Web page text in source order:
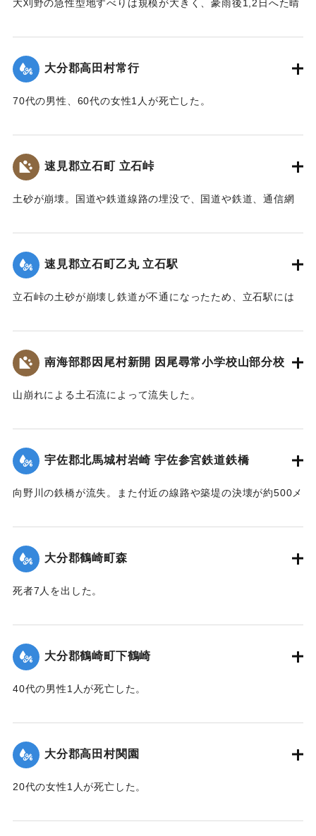
また、八坂神社の本殿は土石流により流失したが、石碑のそ
【碑文】
昭和一八年（一九四三年）大分県下を襲った台風二十六号
は、九月二十日、宇佐市の旧北馬城村出光地区に「山津波」
たらしただけでなく、多くの家屋をのみ込み、二十九人もの
尊い命を奪いました。
太平洋戦争中だったこともあり、新聞にも大きくは取り扱
事にも拘らず、宇佐市史に記録されることもなく、多くの市
のは、「北馬城の昔をたずねる会」の皆さんでした。その活
動に対して改めて敬意を表します。
令和五年はこの災害から八十年目の節目の年に当たりま
碑を建立します。
遺族関係者一同
｜固有コード:
大刈野の急性型地すべりは規模が大きく、豪雨後1,2日へた晴
り、500m上流の新開部落の小学校校舎を浮上し、2.5～3Km
上流に逆流させ、樫ノ峯部落の下流1Kmのところでとまっ
た。天然ダムはその後きれて下流に大水害を与えている。奥
戸主はいまもなお行方不明である。
【出典：日本の国土 : 自然と開発 下（小出博,東京大学出版
｜固有コード:
大分郡高田村常行
70代の男性、60代の女性1人が死亡した。
｜固有コード:00481071
速見郡立石町 立石峠
土砂が崩壊。国道や鉄道線路の埋没で、国道や鉄道、通信網
会をを開いて災害復旧対策を協議した。22日には、町民を総
動員して立石峠の鉄道線路と国道の復旧作業に着手した。昼
夜兼行の奮闘のかいあって23日午前中には、早くも列車の開
及んだが、食事は、すべて婦人会員の炊き出しによってまか
め車馬が通行できるようになったのは10月3日であった。
文化研究会 松原保則氏の報告による）】
｜固有コード:00481072
速見郡立石町乙丸 立石駅
立石峠の土砂が崩壊し鉄道が不通になったため、立石駅には
であるから乗客の中には多くの応召兵も含まれていた。立石
駅付近の街は浸水し濁流が洗っていたが、立石町長は、婦人
会員を召集して炊き出しをし、列車の乗客に配給した。
【出典：山香町誌（山香町誌刊行会、1982）（おおいた石造
南海部郡因尾村新開 因尾尋常小学校山部分校
山崩れによる土石流によって流失した。
｜固有コード:
宇佐郡北馬城村岩崎 宇佐参宮鉄道鉄橋
向野川の鉄橋が流失。また付近の線路や築堤の決壊が約500メ
｜固有コード:
大分郡鶴崎町森
死者7人を出した。
｜固有コード:00481068
大分郡鶴崎町下鶴崎
40代の男性1人が死亡した。
｜固有コード:00481069
大分郡高田村関園
20代の女性1人が死亡した。